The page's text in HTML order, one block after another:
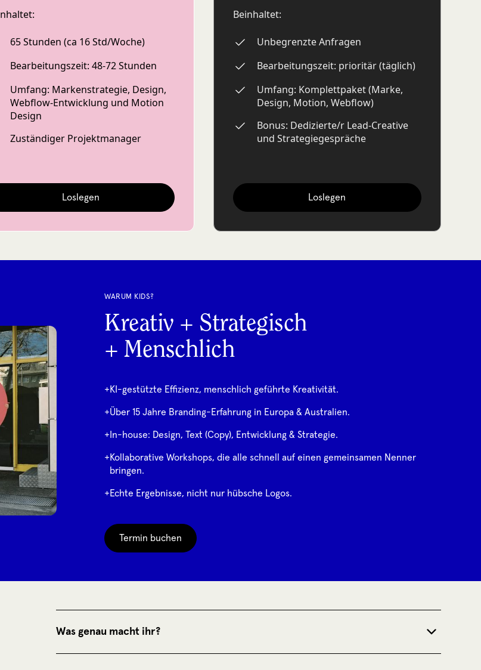
65 Stunden (ca 16 Std/Woche)
Bearbeitungszeit: 48-72 Stunden
Umfang: Markenstrategie, Design,
Webflow-Entwicklung und Motion
Design
Zuständiger Projektmanager
Loslegen
Beinhaltet:
Unbegrenzte Anfragen
Bearbeitungszeit: prioritär (täglich)
Umfang: Komplettpaket (Marke,
Design, Motion, Webflow)
Bonus: Dedizierte/r Lead-Creative
und Strategiegespräche
Loslegen
WARUM KIDS?
Kreativ + Strategisch
+ Menschlich
+KI-gestützte Effizienz, menschlich geführte Kreativität.
+Über 15 Jahre Branding-Erfahrung in Europa & Australien.
+ In-house: Design, Text (Copy), Entwicklung & Strategie.
+Kollaborative Workshops, die alle schnell auf einen gemeinsamen Nenner
bringen.
+Echte Ergebnisse, nicht nur hübsche Logos.
Termin buchen
Was genau macht ihr?